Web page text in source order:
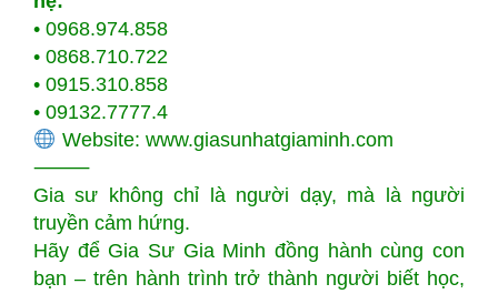
• 0968.974.858
• 0868.710.722
• 0915.310.858
• 09132.7777.4
Website: www.giasunhatgiaminh.com
⸻
Gia sư không chỉ là người dạy, mà là người
truyền cảm hứng.
Hãy để Gia Sư Gia Minh đồng hành cùng con
bạn – trên hành trình trở thành người biết học,